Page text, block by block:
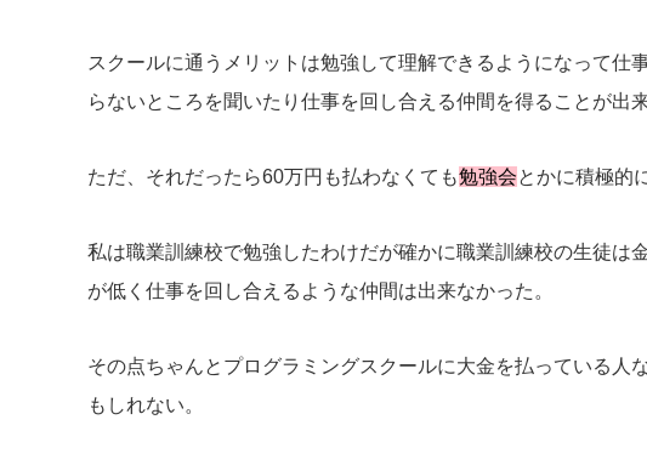
スクールに通うメリットは勉強して理解できるようになって仕
らないところを聞いたり仕事を回し合える仲間を得ることが出
ただ、それだったら60万円も払わなくても勉強会とかに積極的
私は職業訓練校で勉強したわけだが確かに職業訓練校の生徒は
が低く仕事を回し合えるような仲間は出来なかった。
その点ちゃんとプログラミングスクールに大金を払っている人
もしれない。